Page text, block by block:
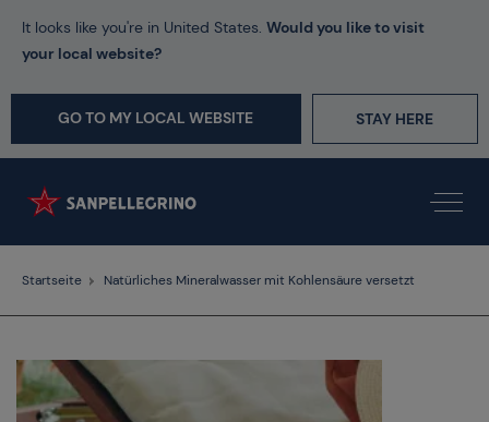
It looks like you're in United States. Would you like to visit
your local website?
GO TO MY LOCAL WEBSITE STAY HERE
Startseite Natürliches Mineralwasser mit Kohlensäure versetzt